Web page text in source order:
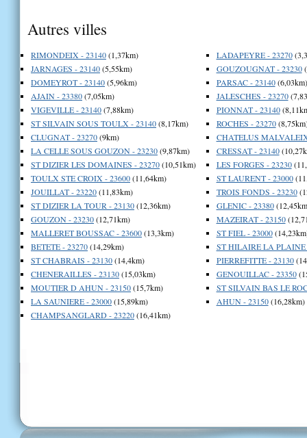
Autres villes
RIMONDEIX - 23140(1,37km)
JARNAGES - 23140(5,55km)
DOMEYROT - 23140(5,96km)
AJAIN - 23380(7,05km)
VIGEVILLE - 23140(7,88km)
ST SILVAIN SOUS TOULX - 23140(8,17km)
CLUGNAT - 23270(9km)
LA CELLE SOUS GOUZON - 23230(9,87km)
ST DIZIER LES DOMAINES - 23270(10,51km)
TOULX STE CROIX - 23600(11,64km)
JOUILLAT - 23220(11,83km)
ST DIZIER LA TOUR - 23130(12,36km)
GOUZON - 23230(12,71km)
MALLERET BOUSSAC - 23600(13,3km)
BETETE - 23270(14,29km)
ST CHABRAIS - 23130(14,4km)
CHENERAILLES - 23130(15,03km)
MOUTIER D AHUN - 23150(15,7km)
LA SAUNIERE - 23000(15,89km)
CHAMPSANGLARD - 23220(16,41km)
LADAPEYRE - 23270
GOUZOUGNAT - 23230
PARSAC - 23140(6,03km)
JALESCHES - 23270
PIONNAT - 23140
ROCHES - 23270
CHATELUS
CRESSAT - 23140
LES FORGES - 23230
ST LAURENT - 23000
TROIS FONDS - 23230
GLENIC - 23380
MAZEIRAT - 23150
ST FIEL - 23000
ST HILAIRE LA PLAINE
PIERREFITTE - 23130
GENOUILLAC - 23350
ST SILVAIN BAS LE
AHUN - 23150(16,28km)